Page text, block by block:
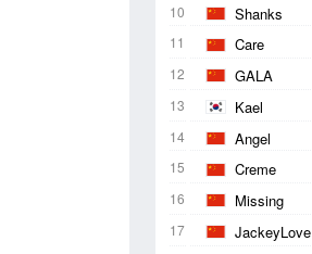
10
Shanks
11
Care
12
GALA
13
Kael
14
Angel
15
Creme
16
Missing
17
JackeyLove